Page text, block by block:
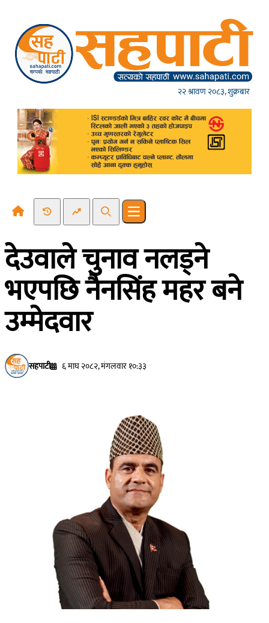
२२ श्रावण २०८३, शुक्रबार
Recent NewsTrending News
SearchOpen main menu
देउवाले चुनाव नलड्ने
भएपछि नैनसिंह महर बने
उम्मेदवार
सहपाटी ६ माघ २०८२, मंगलवार १०:३३